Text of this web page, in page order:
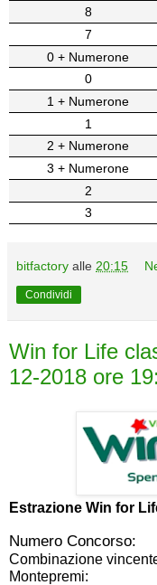
8
7
0 + Numerone
0
1 + Numerone
1
2 + Numerone
3 + Numerone
2
3
bitfactory alle 20:15
Condividi
Win for Life
12-2018 ore
Estrazione Win for
Numero Concorso:
Combinazione
Montepremi: